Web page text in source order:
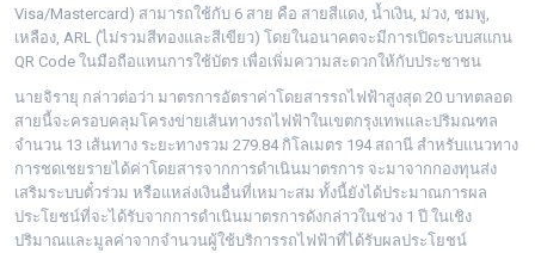
Visa/Mastercard) สามารถใช้กับ 6 สาย คือ สายสีแดง, น้ำเงิน, ม่วง, ชมพู,
เหลือง, ARL (ไม่รวมสีทองและสีเขียว) โดยในอนาคตจะมีการเปิดระบบสแกน
QR Code ในมือถือแทนการใช้บัตร เพื่อเพิ่มความสะดวกให้กับประชาชน
นายจิรายุ กล่าวต่อว่า มาตรการอัตราค่าโดยสารรถไฟฟ้าสูงสุด 20 บาทตลอด
สายนี้จะครอบคลุมโครงข่ายเส้นทางรถไฟฟ้าในเขตกรุงเทพและปริมณฑล
จำนวน 13 เส้นทาง ระยะทางรวม 279.84 กิโลเมตร 194 สถานี สำหรับแนวทาง
การชดเชยรายได้ค่าโดยสารจากการดำเนินมาตรการ จะมาจากกองทุนส่ง
เสริมระบบตั๋วร่วม หรือแหล่งเงินอื่นที่เหมาะสม ทั้งนี้ยังได้ประมาณการผล
ประโยชน์ที่จะได้รับจากการดำเนินมาตรการดังกล่าวในช่วง 1 ปี ในเชิง
ปริมาณและมูลค่าจากจำนวนผู้ใช้บริการรถไฟฟ้าที่ได้รับผลประโยชน์